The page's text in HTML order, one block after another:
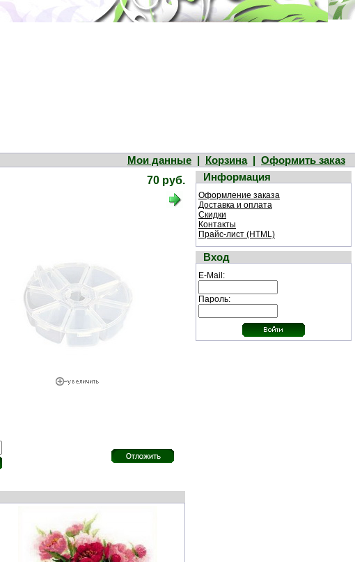
Мои данные | Корзина| Оформить заказ
70 руб. Информация
Оформление заказа
Доставка и оплата
Скидки
Контакты
Прайс-лист (HTML)
Вход
E-Mail:
Пароль: